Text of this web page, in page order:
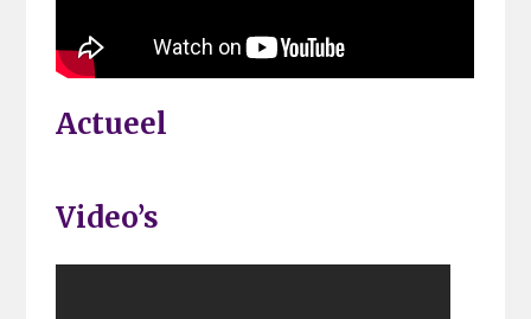
Actueel
Video’s